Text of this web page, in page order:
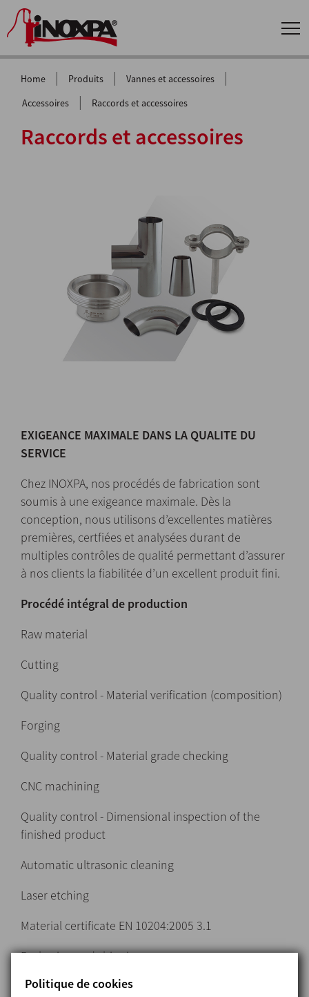
Home | Produits | Vannes et accessoires |
Accessoires | Raccords et accessoires
Raccords et accessoires
EXIGEANCE MAXIMALE DANS LA QUALITE DU
SERVICE
Chez INOXPA, nos procédés de fabrication sont
soumis à une exigeance maximale. Dès la
conception, nous utilisons d’excellentes matières
premières, certfiées et analysées durant de
multiples contrôles de qualité permettant d’assurer
à nos clients la fiabilitée d’un excellent produit fini.
Procédé intégral de production
Raw material
Cutting
Quality control - Material verification (composition)
Forging
Quality control - Material grade checking
CNC machining
Quality control - Dimensional inspection of the
finished product
Automatic ultrasonic cleaning
Laser etching
Material certificate EN 10204:2005 3.1
Packaging and shipping
Special discounts for online purchases
Politique de cookies